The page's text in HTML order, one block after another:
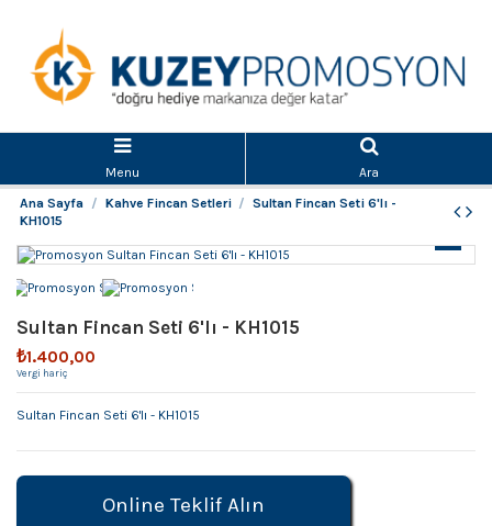
Menu
Ara
Ana Sayfa
Kahve Fincan Setleri
Sultan Fincan Seti 6'lı -
KH1015
Sultan Fincan Seti 6'lı - KH1015
₺1.400,00
Vergi hariç
Sultan Fincan Seti 6'lı - KH1015
Online Teklif Alın